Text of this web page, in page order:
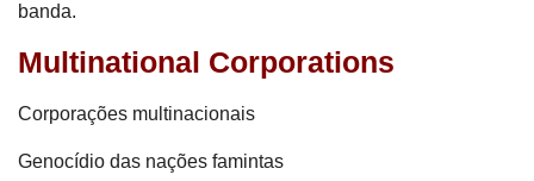
banda.
Multinational Corporations
Corporações multinacionais
Genocídio das nações famintas